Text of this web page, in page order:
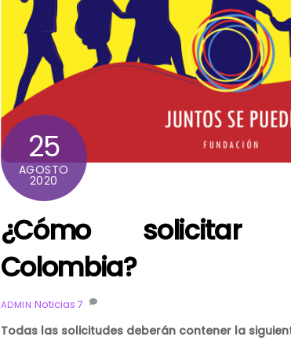
25
AGOSTO
2020
¿Cómo solicitar
Colombia?
ADMIN Noticias 7
Todas las solicitudes deberán contener la